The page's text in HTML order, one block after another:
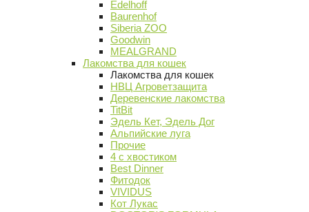
Edelhoff
Baurenhof
Siberia ZOO
Goodwin
MEALGRAND
Лакомства для кошек
Лакомства для кошек
НВЦ Агроветзащита
Деревенские лакомства
TitBit
Эдель Кет, Эдель Дог
Альпийские луга
Прочие
4 с хвостиком
Best Dinner
Фитодок
VIVIDUS
Кот Лукас